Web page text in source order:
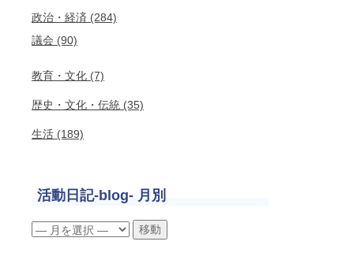
政治・経済 (284)
議会 (90)
教育・文化 (7)
歴史・文化・伝統 (35)
生活 (189)
活動日記-blog- 月別